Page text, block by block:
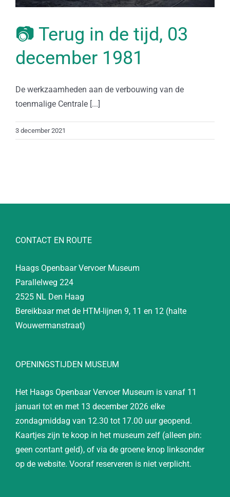
📷 Terug in de tijd, 03
december 1981
De werkzaamheden aan de verbouwing van de
toenmalige Centrale [...]
3 december 2021
CONTACT EN ROUTE
Haags Openbaar Vervoer Museum
Parallelweg 224
2525 NL Den Haag
Bereikbaar met de HTM-lijnen 9, 11 en 12 (halte
Wouwermanstraat)
OPENINGSTIJDEN MUSEUM
Het Haags Openbaar Vervoer Museum is vanaf 11
januari tot en met 13 december 2026 elke
zondagmiddag van 12.30 tot 17.00 uur geopend.
Kaartjes zijn te koop in het museum zelf (alleen pin:
geen contant geld), of via de groene knop linksonder
op de website. Vooraf reserveren is niet verplicht.